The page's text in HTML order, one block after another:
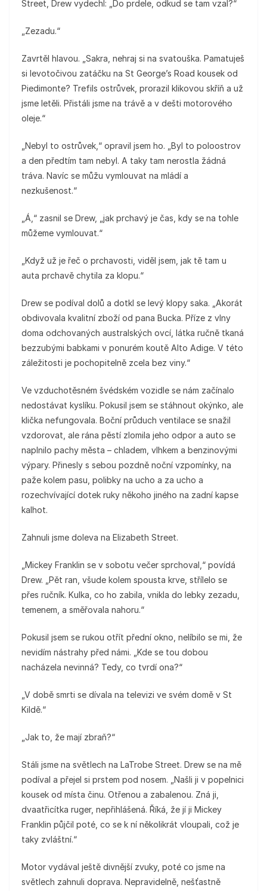
Street, Drew vydechl: „Do prdele, odkud se tam vzal?“
„Zezadu.“
Zavrtěl hlavou. „Sakra, nehraj si na svatouška. Pamatuješ
si levotočivou zatáčku na St George’s Road kousek od
Piedimonte? Trefils ostrůvek, prorazil klikovou skříň a už
jsme letěli. Přistáli jsme na trávě a v dešti motorového
oleje.“
„Nebyl to ostrůvek,“ opravil jsem ho. „Byl to poloostrov
a den předtím tam nebyl. A taky tam nerostla žádná
tráva. Navíc se můžu vymlouvat na mládí a
nezkušenost.“
„Á,“ zasnil se Drew, „jak prchavý je čas, kdy se na tohle
můžeme vymlouvat.“
„Když už je řeč o prchavosti, viděl jsem, jak tě tam u
auta prchavě chytila za klopu.“
Drew se podíval dolů a dotkl se levý klopy saka. „Akorát
obdivovala kvalitní zboží od pana Bucka. Příze z vlny
doma odchovaných australských ovcí, látka ručně tkaná
bezzubými babkami v ponurém koutě Alto Adige. V této
záležitosti je pochopitelně zcela bez viny.“
Ve vzduchotěsném švédském vozidle se nám začínalo
nedostávat kyslíku. Pokusil jsem se stáhnout okýnko, ale
klička nefungovala. Boční průduch ventilace se snažil
vzdorovat, ale rána pěstí zlomila jeho odpor a auto se
naplnilo pachy města – chladem, vlhkem a benzinovými
výpary. Přinesly s sebou pozdně noční vzpomínky, na
paže kolem pasu, polibky na ucho a za ucho a
rozechvívající dotek ruky někoho jiného na zadní kapse
kalhot.
Zahnuli jsme doleva na Elizabeth Street.
„Mickey Franklin se v sobotu večer sprchoval,“ povídá
Drew. „Pět ran, všude kolem spousta krve, střílelo se
přes ručník. Kulka, co ho zabila, vnikla do lebky zezadu,
temenem, a směřovala nahoru.“
Pokusil jsem se rukou otřít přední okno, nelíbilo se mi, že
nevidím nástrahy před námi. „Kde se tou dobou
nacházela nevinná? Tedy, co tvrdí ona?“
„V době smrti se dívala na televizi ve svém domě v St
Kildě.“
„Jak to, že mají zbraň?“
Stáli jsme na světlech na LaTrobe Street. Drew se na mě
podíval a přejel si prstem pod nosem. „Našli ji v popelnici
kousek od místa činu. Otřenou a zabalenou. Zná ji,
dvaatřicítka ruger, nepřihlášená. Říká, že jí ji Mickey
Franklin půjčil poté, co se k ní několikrát vloupali, což je
taky zvláštní.“
Motor vydával ještě divnější zvuky, poté co jsme na
světlech zahnuli doprava. Nepravidelně, nešťastně